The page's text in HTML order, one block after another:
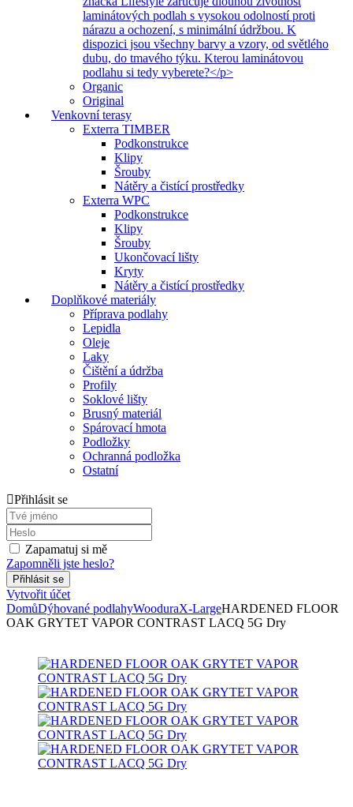
laminátových podlah s vysokou odolností proti
nárazu a ochození, s minimální údržbou. K
dispozici jsou všechny barvy a vzory, od světlého
dubu, do tmavého týku. Kterou laminátovou
podlahu si tedy vyberete?</p>
Organic
Original
Venkovní terasy
Exterra TIMBER
Podkonstrukce
Klipy
Šrouby
Nátěry a čistící prostředky
Exterra WPC
Podkonstrukce
Klipy
Šrouby
Ukončovací lišty
Kryty
Nátěry a čistící prostředky
Doplňkové materiály
Příprava podlahy
Lepidla
Oleje
Laky
Čištění a údržba
Profily
Soklové lišty
Brusný materiál
Spárovací hmota
Podložky
Ochranná podložka
Ostatní
Přihlásit se
Zapamatuj si mě
Zapomněli jste heslo?
Vytvořit účet
DomůDýhované podlahyWooduraX-LargeHARDENED FLOOR
OAK GRYTET VAPOR CONTRAST LACQ 5G Dry